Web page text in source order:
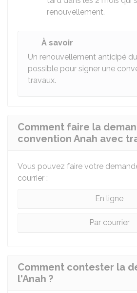
renouvellement.
À savoir
Un renouvellement anticipé
possible pour signer une
travaux.
Comment faire la
convention Anah avec
Vous pouvez faire votre
courrier :
En ligne
Par courrier
Comment contester la
l'Anah ?